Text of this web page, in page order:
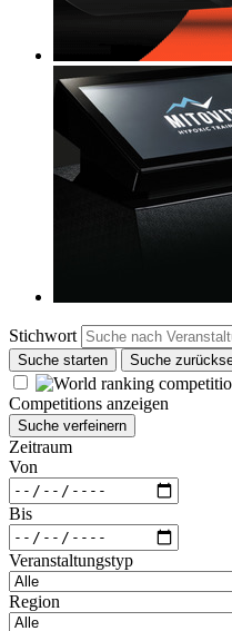
Stichwort
Suche starten Suche
Competitions anzeigen
Suche verfeinern
Zeitraum
Von
Bis
Veranstaltungstyp
Region